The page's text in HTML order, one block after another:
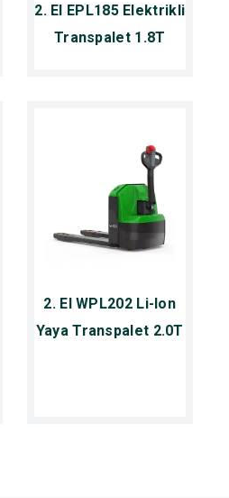
2. El EPL185 Elektrikli
Transpalet 1.8T
2. El WPL202 Li-Ion
Yaya Transpalet 2.0T